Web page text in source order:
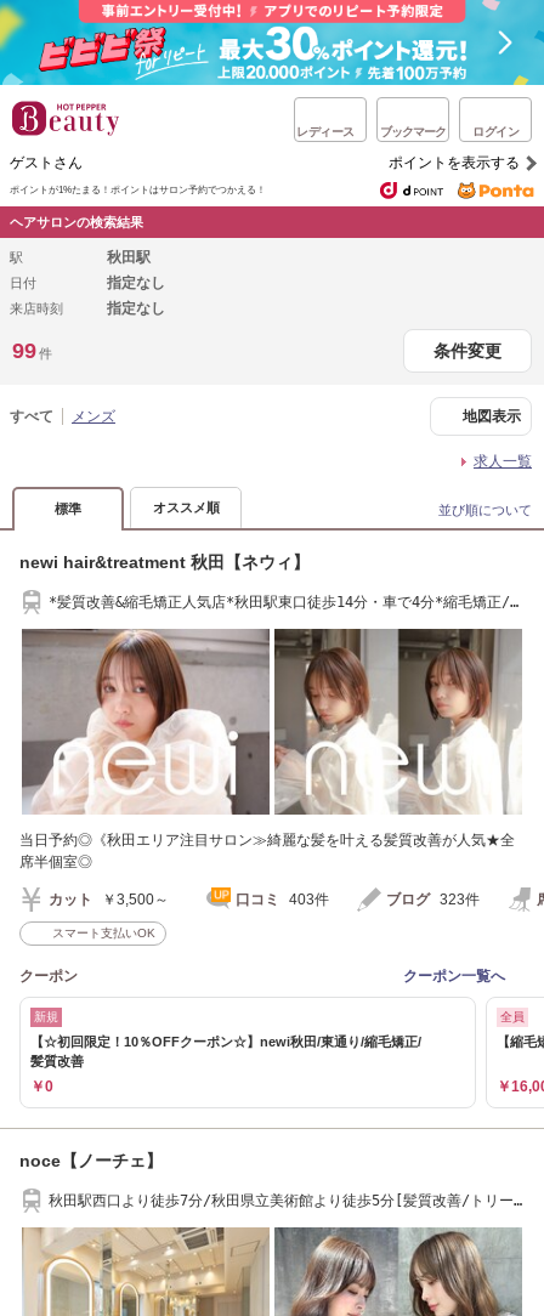
レディース ブックマーク ログイン
ゲストさん ポイントを表示する
ポイントが1%たまる！ ポイントはサロン予約でつかえる！
ヘアサロンの検索結果
駅 秋田駅
日付 指定なし
来店時刻 指定なし
99件 条件変更
すべて メンズ 地図表示
求人一覧
標準 オススメ順 並び順について
newi hair&treatment 秋田【ネウィ】
*髪質改善&縮毛矯正人気店*秋田駅東口徒歩14分・車で4分*縮毛矯正/髪
当日予約◎《秋田エリア注目サロン≫綺麗な髪を叶える髪質改善が人気★全
席半個室◎
カット ￥3,500～ 口コミ 403件 ブログ 323件
スマート支払いOK
クーポン クーポン一覧へ
新規
【☆初回限定！10％OFFクーポン☆】newi秋田/東通り/縮毛矯正/
髪質改善
￥0
全員
【縮
￥
noce【ノーチェ】
秋田駅西口より徒歩7分/秋田県立美術館より徒歩5分[髪質改善/トリー